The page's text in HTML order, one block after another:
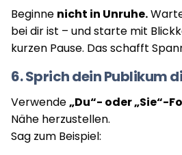
Beginne nicht in Unruhe.
bei dir ist – und starte mit
kurzen Pause. Das schafft
6. Sprich dein Publikum
Verwende„Du“- oder „Sie“-
Nähe herzustellen.
Sag zum Beispiel: